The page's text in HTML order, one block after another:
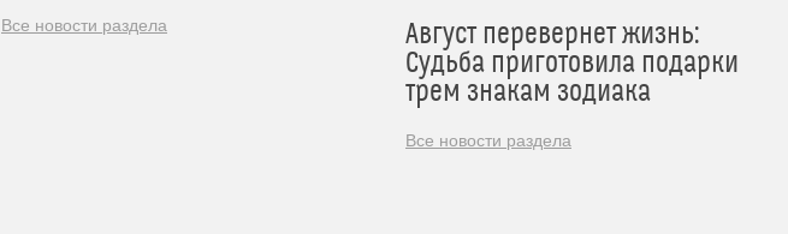
Все новости раздела
Август перевернет жизнь:
Судьба приготовила подарки
трем знакам зодиака
Все новости раздела